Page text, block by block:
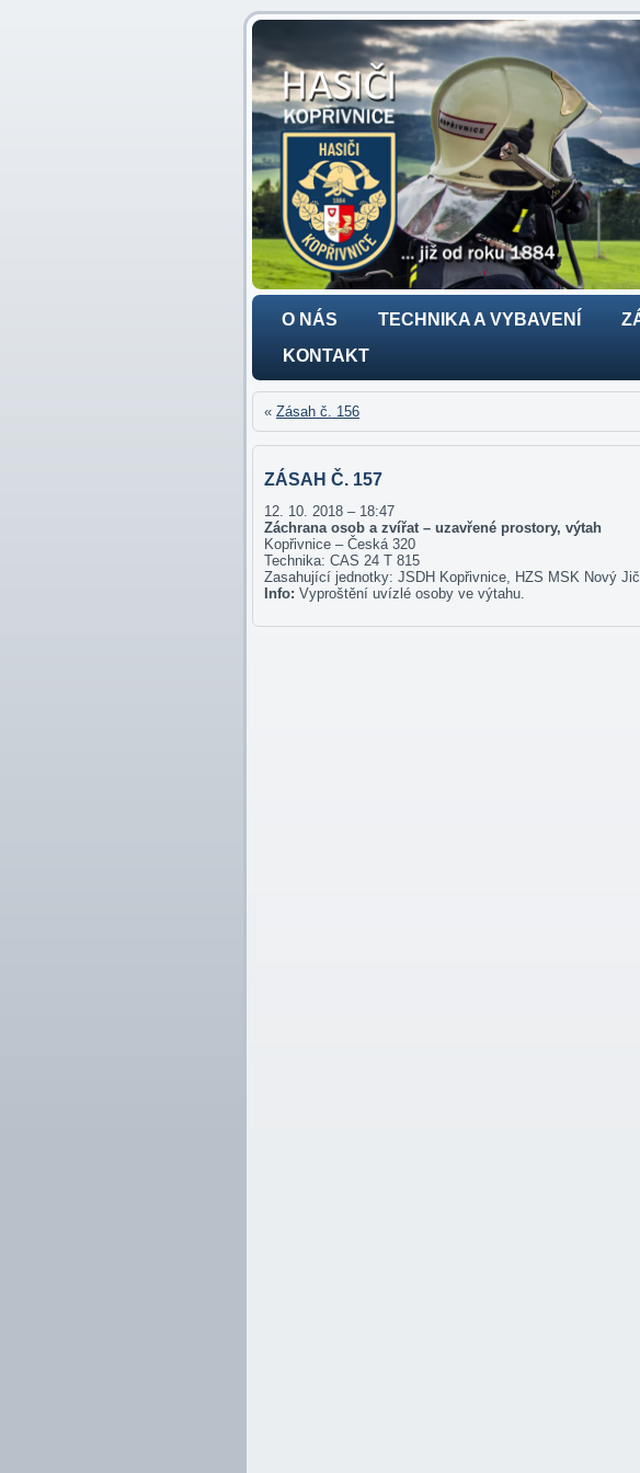
O NÁS TECHNIKA A VYBAVENÍ
KONTAKT
« Zásah č. 156
ZÁSAH Č. 157
12. 10. 2018 – 18:47
Záchrana osob a zvířat – uzavřené prostory, výtah
Kopřivnice – Česká 320
Technika: CAS 24 T 815
Zasahující jednotky: JSDH Kopřivnice, HZS MSK Nový
Info: Vyproštění uvízlé osoby ve výtahu.